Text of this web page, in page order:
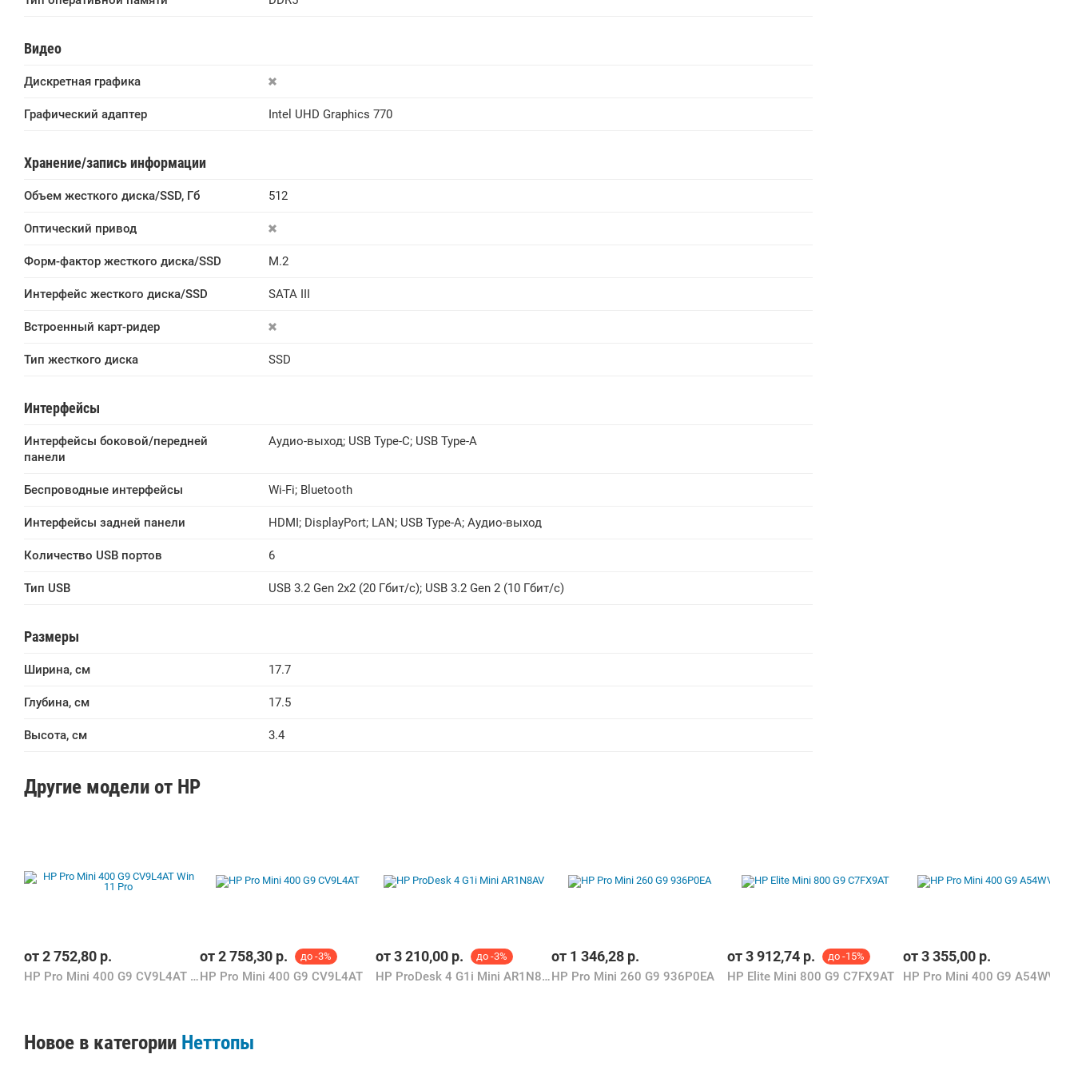
Видео
Дискретная графика
Графический адаптер Intel UHD Graphics 770
Хранение/запись информации
Объем жесткого диска/SSD, Гб 512
Оптический привод
Форм-фактор жесткого диска/SSD M.2
Интерфейс жесткого диска/SSD SATA III
Встроенный карт-ридер
Тип жесткого диска SSD
Интерфейсы
Интерфейсы боковой/передней
панели
Аудио-выход; USB Type-C; USB Type-A
Беспроводные интерфейсы Wi-Fi; Bluetooth
Интерфейсы задней панели HDMI; DisplayPort; LAN; USB Type-A; Аудио-выход
Количество USB портов 6
Тип USB USB 3.2 Gen 2x2 (20 Гбит/с); USB 3.2 Gen 2 (10 Гбит/с)
Размеры
Ширина, см 17.7
Глубина, см 17.5
Высота, см 3.4
Другие модели от HP
от2 752,80 р.
HP Pro Mini 400 G9 CV9L4AT Win 11 Pro
от2 758,30 р. до -3%
HP Pro Mini 400 G9 CV9L4AT
от3 210,00 р. до -3%
HP ProDesk 4 G1i Mini AR1N8AV
от 1 346,28 р.
HP Pro Mini 260 G9 936P0EA
от3 912,74 р. до -15%
HP Elite Mini 800 G9 C7FX9AT
от3 355,00 р.
HP Pro Mini 400 G9 A54WVET
Новое в категории Неттопы